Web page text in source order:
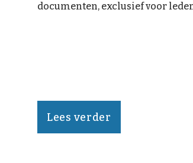
documenten, exclusief voor
Lees verder